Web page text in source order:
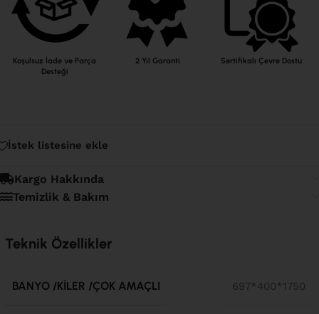
Koşulsuz İade ve Parça
Desteği
2 Yıl Garanti Sertifikalı Çevre Dostu
İstek listesine ekle
Kargo Hakkında
Temizlik & Bakım
Teknik Özellikler
BANYO /KILER /ÇOK AMAÇLI 697*400*1750